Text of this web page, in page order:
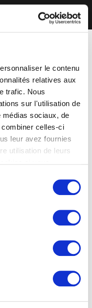
le contenu
relatives aux
trafic. Nous
sur l'utilisation de
médias sociaux, de
celles-ci
leur avez fournies
utilisation de leurs